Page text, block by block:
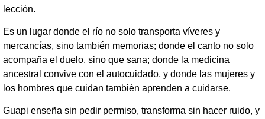
lección.
Es un lugar donde el río no solo transporta víveres y
mercancías, sino también memorias; donde el canto no solo
acompaña el duelo, sino que sana; donde la medicina
ancestral convive con el autocuidado, y donde las mujeres y
los hombres que cuidan también aprenden a cuidarse.
Guapi enseña sin pedir permiso, transforma sin hacer ruido, y